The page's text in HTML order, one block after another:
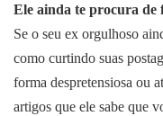
Ele ainda te procura
Se o seu ex orgulhoso
como curtindo suas
forma despretensiosa ou
artigos que ele sabe que